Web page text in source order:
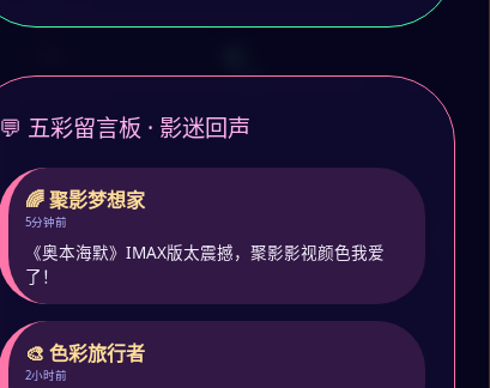
💬 五彩留言板 · 影迷回声
🌈 聚影梦想家
5分钟前
《奥本海默》IMAX版太震撼，聚影影视颜色我爱
了！
🎨 色彩旅行者
2小时前